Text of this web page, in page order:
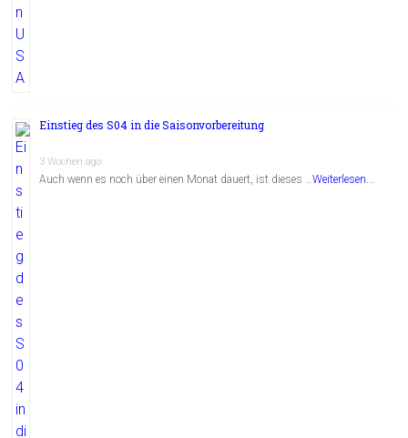
Einstieg des S04 in die Saisonvorbereitung
3 Wochen ago
Auch wenn es noch über einen Monat dauert, ist dieses …Weiterlesen...